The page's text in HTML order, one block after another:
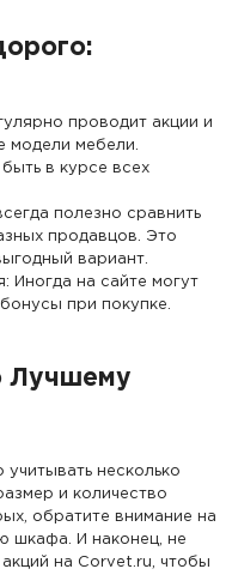
проводит акции и
модели мебели.
в курсе всех
полезно сравнить
продавцов. Это
вариант.
Иногда на сайте могут
при покупке.
Лучшему
несколько
и количество
обратите внимание на
шкафа. И наконец, не
на Corvet.ru, чтобы